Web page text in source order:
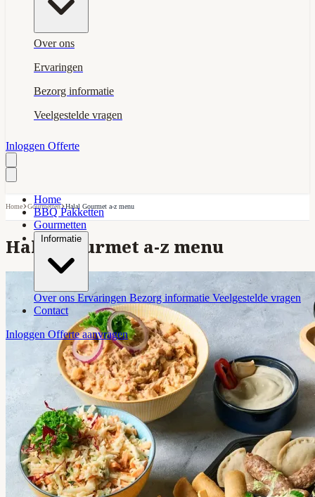
Over ons
Ervaringen
Bezorg informatie
Veelgestelde vragen
Inloggen Offerte
Home
BBQ Pakketten
Gourmetten
Informatie
Over ons Ervaringen Bezorg informatie Veelgestelde vragen
Contact
Inloggen Offerte aanvragen
Home›Gourmetten›Halal Gourmet a-z menu
Halal Gourmet a-z menu